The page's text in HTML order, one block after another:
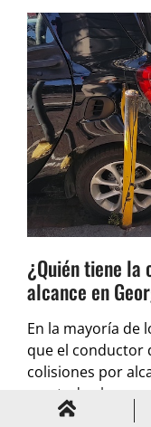
¿Quién tiene la
alcance en
En la mayoría de
que el conductor
colisiones por
que todos los
mantener una